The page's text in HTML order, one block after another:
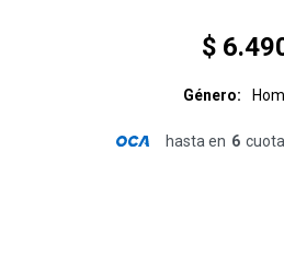
$
Género
hasta en 6